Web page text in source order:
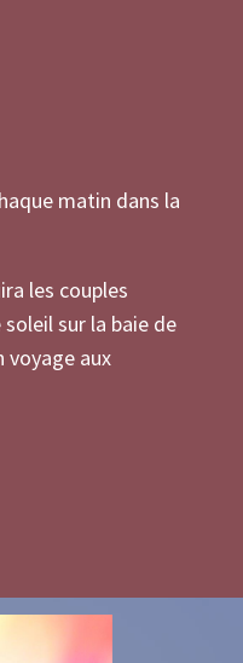
matin dans la
les couples
sur la baie de
voyage aux